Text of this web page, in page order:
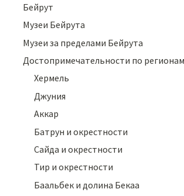
Бейрут
Музеи Бейрута
Музеи за пределами Бейрута
Достопримечательности по регионам
Хермель
Джуния
Аккар
Батрун и окрестности
Сайда и окрестности
Тир и окрестности
Баальбек и долина Бекаа